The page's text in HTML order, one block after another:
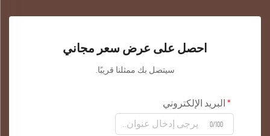
احصل على عرض سعر مجاني
سيتصل بك ممثلنا قريبًا.
البريد الإلكتروني
0/100